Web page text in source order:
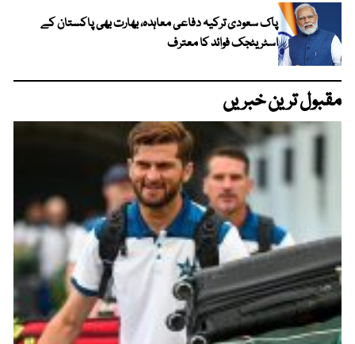
پاک سعودی ترکیہ دفاعی معاہدہ، بھارت بھی پاکستان کے
اسٹریٹجک فوائد کا معترف
مقبول ترین خبریں